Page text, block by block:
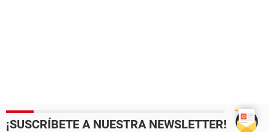
¡SUSCRÍBETE A NUESTRA NEWSLETTER!